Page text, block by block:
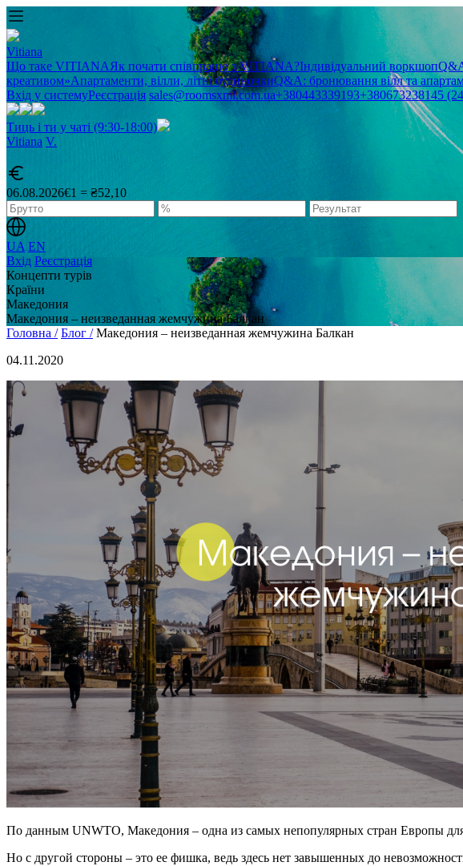
Vitiana
Що таке VITIANAЯк почати співпрацю з VITIANA?Індивідуальний воркшоп
креативом»Апартаменти, вілли, літні будиночкиQ&A: бронювання вілл та
Вхід у системуРеєстрація sales@roomsxml.com.ua+380443339193+380673238145
Тиць і ти у чаті (9:30-18:00)
Vitiana V.
06.08.2026€1 = ₴52,10
UA EN
Вхід Реєстрація
Концепти турів
Країни
Македония
Македония – неизведанная жемчужина Балкан
Головна / Блог / Македония – неизведанная жемчужина Балкан
04.11.2020
По данным UNWTO, Македония – одна из самых непопулярных стран Европы
Но с другой стороны – это ее фишка, ведь здесь нет завышенных до